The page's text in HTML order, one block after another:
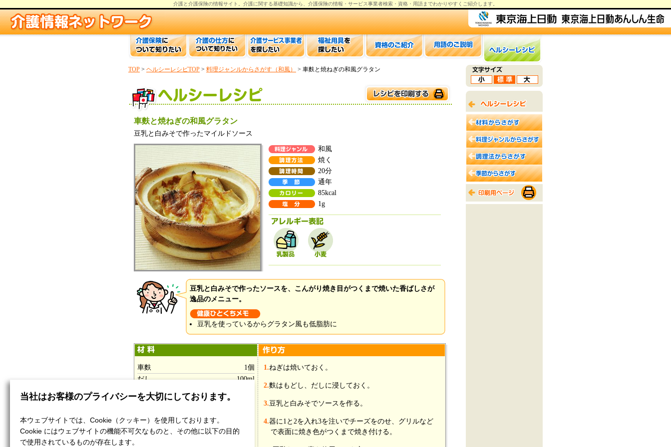
介護と介護保険の情報サイト。 介護に関する基礎知識から、 介護保険の情報 ・サービス事業者検索・資格・用語までわかりやすくご紹介します。
TOP > ヘルシーレシピTOP > 料理ジャンルからさがす（和風） > 車麩と焼ねぎの和風グラタン
車麩と焼ねぎの和風グラタン
豆乳と白みそで作ったマイルドソース
和風
焼く
20分
通年
85kcal
1g
豆乳と白みそで作ったソースを、こんがり焼き目がつくまで焼いた香ばしさが
逸品のメニュー。
豆乳を使っているからグラタン風も低脂肪に
車麩
1個
だし
100ml
(A)
白みそ
1.ねぎは焼いておく。
2.麩はもどし、だしに浸しておく。
3.豆乳と白みそでソースを作る。
4.器に1と2を入れ3を注いでチーズをのせ、グリルなど
で表面に焼き色がつくまで焼き付ける。
当社はお客様のプライバシーを大切にしております。
本ウェブサイトでは、Cookie（クッキー）を使用しております。
Cookie にはウェブサイトの機能不可欠なものと、その他に以下の目的
で使用されているものが存在します。